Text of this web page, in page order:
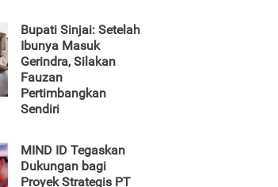
Bupati Sinjai: Setelah
Ibunya Masuk
Gerindra, Silakan
Fauzan
Pertimbangkan
Sendiri
MIND ID Tegaskan
Dukungan bagi
Proyek Strategis PT